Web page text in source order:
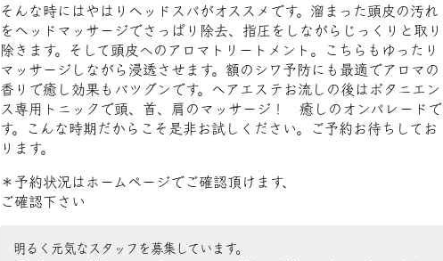
そんな時にはやはりヘッドスパがオススメです。溜まった頭皮の汚れ
をヘッドマッサージでさっぱり除去、指圧をしながらじっくりと取り
除きます。そして頭皮へのアロマトリートメント。こちらもゆったり
マッサージしながら浸透させます。額のシワ予防にも最適でアロマの
香りで癒し効果もバツグンです。ヘアエステお流しの後はボタニエン
ス専用トニックで頭、首、肩のマッサージ！ 癒しのオンパレードで
す。こんな時期だからこそ是非お試しください。ご予約お待ちしてお
ります。
＊予約状況はホームページでご確認頂けます、
ご確認下さい
明るく元気なスタッフを募集しています。